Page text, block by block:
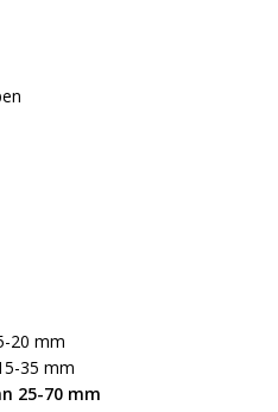
20 mm
35 mm
25-70 mm